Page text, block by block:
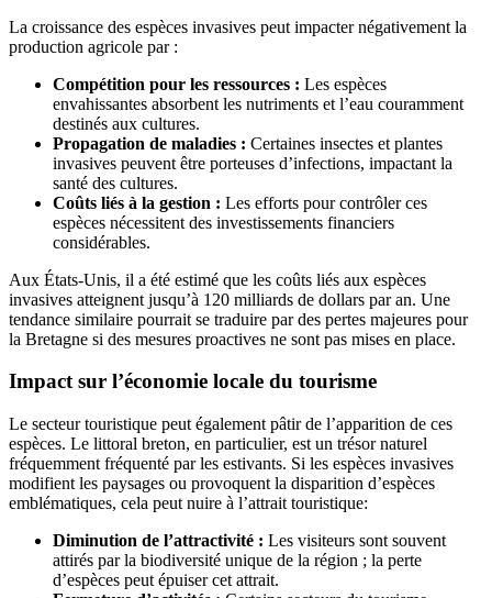
La croissance des espèces invasives peut impacter négativement la
production agricole par :
Compétition pour les ressources : Les espèces
envahissantes absorbent les nutriments et l’eau couramment
destinés aux cultures.
Propagation de maladies : Certaines insectes et plantes
invasives peuvent être porteuses d’infections, impactant la
santé des cultures.
Coûts liés à la gestion : Les efforts pour contrôler ces
espèces nécessitent des investissements financiers
considérables.
Aux États-Unis, il a été estimé que les coûts liés aux espèces
invasives atteignent jusqu’à 120 milliards de dollars par an. Une
tendance similaire pourrait se traduire par des pertes majeures pour
la Bretagne si des mesures proactives ne sont pas mises en place.
Impact sur l’économie locale du tourisme
Le secteur touristique peut également pâtir de l’apparition de ces
espèces. Le littoral breton, en particulier, est un trésor naturel
fréquemment fréquenté par les estivants. Si les espèces invasives
modifient les paysages ou provoquent la disparition d’espèces
emblématiques, cela peut nuire à l’attrait touristique:
Diminution de l’attractivité : Les visiteurs sont souvent
attirés par la biodiversité unique de la région ; la perte
d’espèces peut épuiser cet attrait.